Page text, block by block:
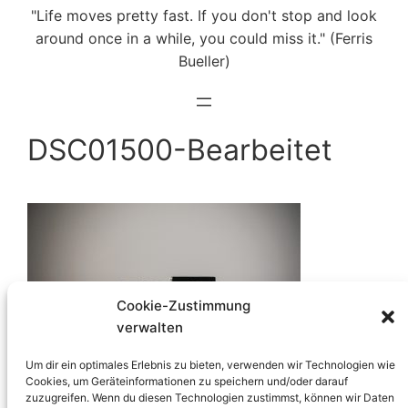
Cookie-Zustimmung
verwalten
Um dir ein optimales Erlebnis zu bieten, verwenden wir Technologien wie
Cookies, um Geräteinformationen zu speichern und/oder darauf
zuzugreifen. Wenn du diesen Technologien zustimmst, können wir Daten
"Life moves pretty fast. If you don't stop and look
around once in a while, you could miss it." (Ferris
Bueller)
DSC01500-Bearbeitet